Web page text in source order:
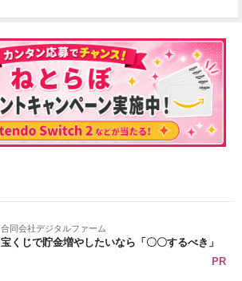
合同会社デジタルファーム
宝くじで貯金増やしたいなら「〇〇するべき」
PR